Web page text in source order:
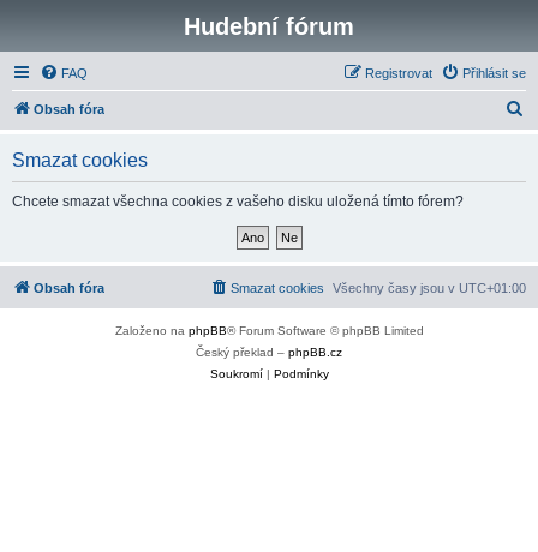
Hudební fórum
FAQ Přihlásit se
Registrovat
Obsah fóra
Smazat cookies
Chcete smazat všechna cookies z vašeho disku uložená tímto fórem?
Obsah fóra Všechny časy jsou v UTC+01:00
Smazat cookies
Založeno na phpBB® Forum Software © phpBB Limited
Český překlad – phpBB.cz
Soukromí| Podmínky